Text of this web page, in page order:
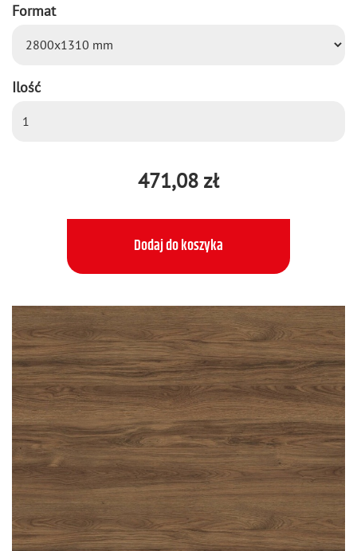
Format
Ilość
471,08 zł
Dodaj do koszyka